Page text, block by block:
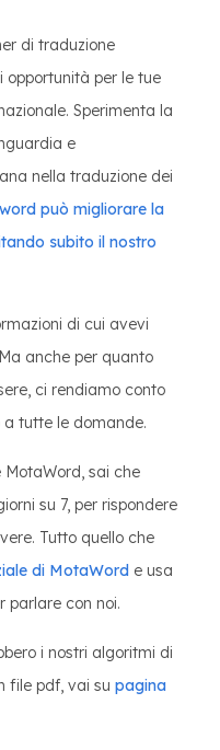
di traduzione
per le tue
Sperimenta la
e
nella traduzione dei
può migliorare la
subito il nostro
di cui avevi
anche per quanto
ci rendiamo conto
tutte le domande.
MotaWord, sai che
su 7, per rispondere
Tutto quello che
di MotaWord e usa
parlare con noi.
i nostri algoritmi di
file pdf, vai su pagina